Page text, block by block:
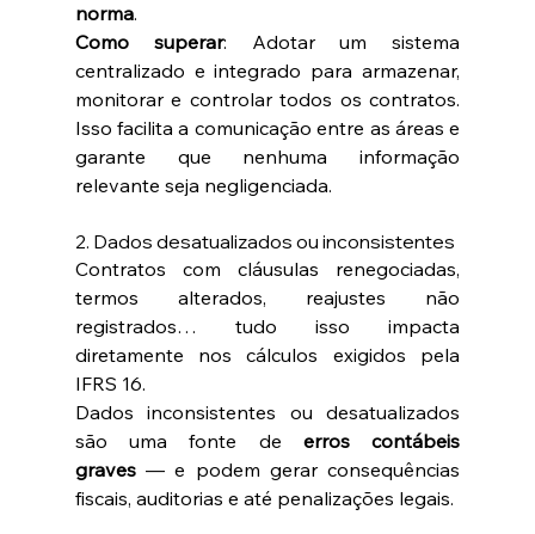
norma.
Como superar: Adotar um sistema
centralizado e integrado para armazenar,
monitorar e controlar todos os contratos.
Isso facilita a comunicação entre as áreas e
garante que nenhuma informação
relevante seja negligenciada.
2. Dados desatualizados ou inconsistentes
Contratos com cláusulas renegociadas,
termos alterados, reajustes não
registrados… tudo isso impacta
diretamente nos cálculos exigidos pela
IFRS 16.
Dados inconsistentes ou desatualizados
são uma fonte de erros contábeis
graves — e podem gerar consequências
fiscais, auditorias e até penalizações legais.